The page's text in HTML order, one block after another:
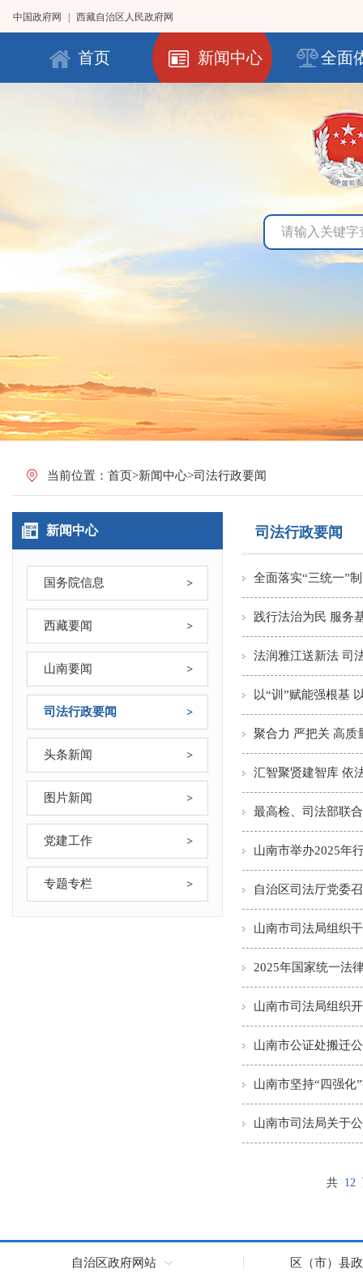
中国政府网 西藏自治区人民政府网
首页 新闻中心 全面
当前位置： 首页>新闻中心>司法行政要闻
新闻中心
国务院信息
西藏要闻
山南要闻
司法行政要闻
头条新闻
图片新闻
党建工作
专题专栏
司法行政要闻
全面落实“三统一”
践行法治为民 服务
法润雅江送新法 司
以“训”赋能强根基
聚合力 严把关 高质
汇智聚贤建智库 依
最高检、司法部联
山南市举办2025年
自治区司法厅党委
山南市司法局组织
2025年国家统一法
山南市司法局组织
山南市公证处搬迁
山南市坚持“四强化
山南市司法局关于
共 12
自治区政府网站 区（市）县